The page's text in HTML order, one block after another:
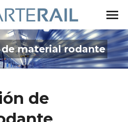
material rodante
Estás aquí:
de